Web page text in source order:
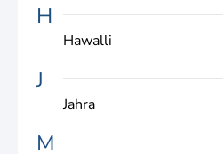
H
Hawalli
J
Jahra
M